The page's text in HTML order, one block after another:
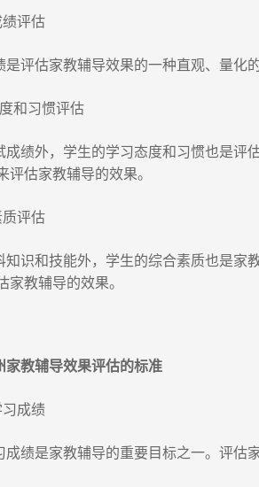
评估
评估家教辅导效果的一种直观、量化的
和习惯评估
绩外，学生的学习态度和习惯也是评
评估家教辅导的效果。
评估
识和技能外，学生的综合素质也是家
家教辅导的效果。
家教辅导效果评估的标准
成绩
绩是家教辅导的重要目标之一。评估家